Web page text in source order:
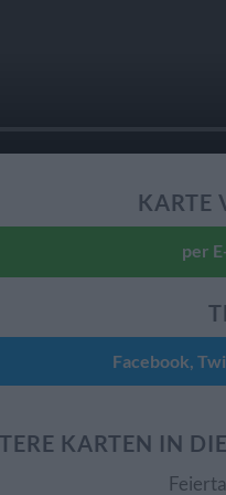
KARTE
per
Facebook,
KARTEN IN